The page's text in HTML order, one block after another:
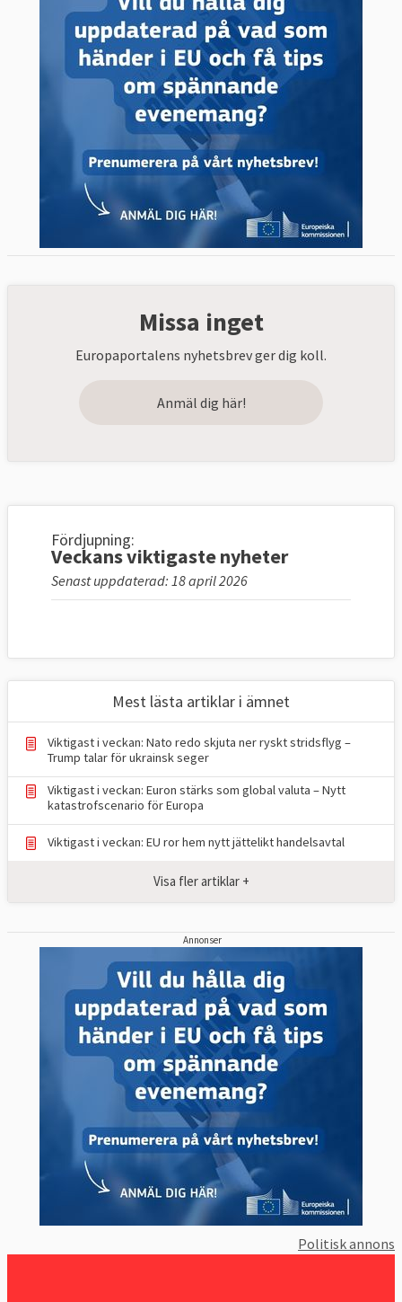
Missa inget
Europaportalens nyhetsbrev ger dig koll.
Anmäl dig här!
Fördjupning:
Veckans viktigaste nyheter
Senast uppdaterad: 18 april 2026
Mest lästa artiklar i ämnet
Viktigast i veckan: Nato redo skjuta ner ryskt stridsflyg –
Trump talar för ukrainsk seger
Viktigast i veckan: Euron stärks som global valuta – Nytt
katastrofscenario för Europa
Viktigast i veckan: EU ror hem nytt jättelikt handelsavtal
Visa fler artiklar +
Annonser
Politisk annons